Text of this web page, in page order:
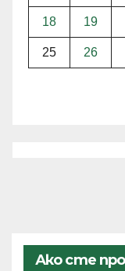
18 19
25 26
Ако сте